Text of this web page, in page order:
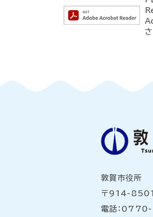
さ
敦賀市役所
〒914-8501
電話：0770-